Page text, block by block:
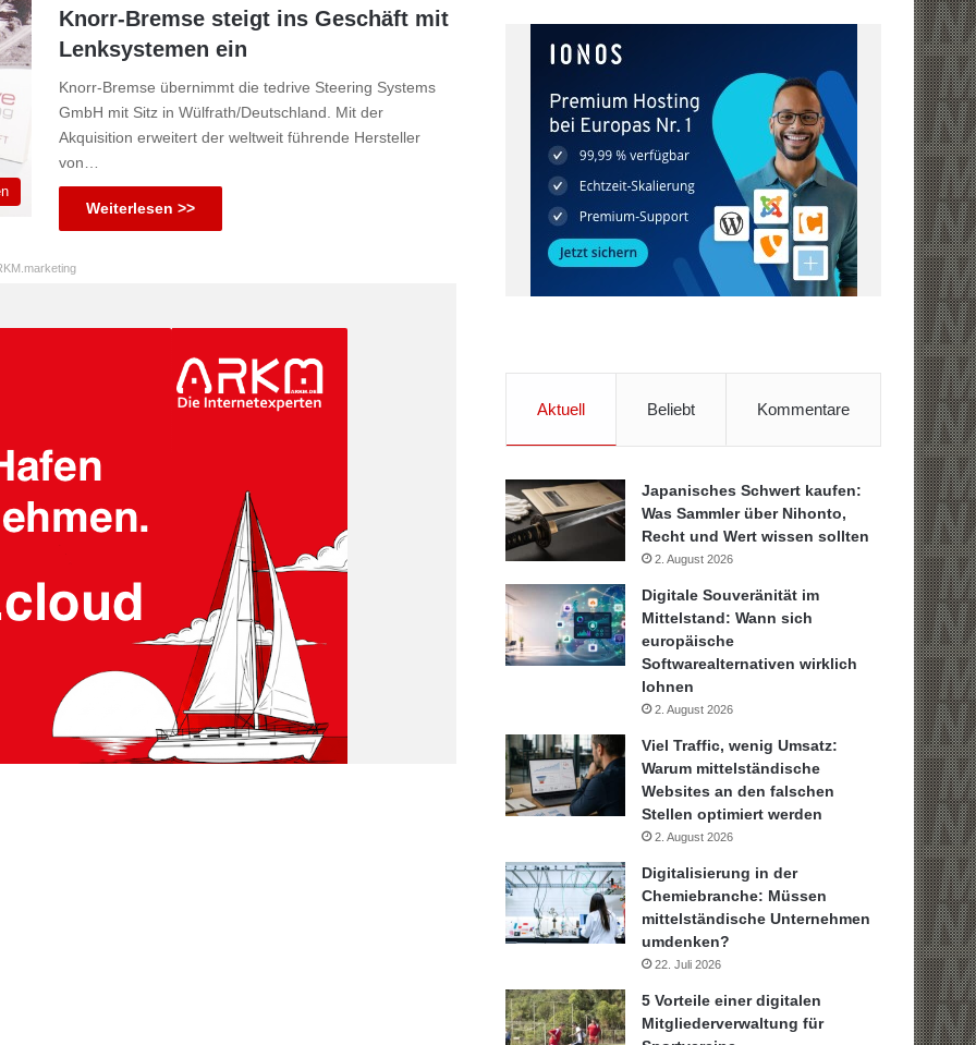
Knorr-Bremse steigt ins Geschäft mit
Lenksystemen ein
Knorr-Bremse übernimmt die tedrive Steering Systems
GmbH mit Sitz in Wülfrath/Deutschland. Mit der
Akquisition erweitert der weltweit führende Hersteller
von…
Weiterlesen >>
Aktuell Beliebt Kommentare
Japanisches Schwert kaufen:
Was Sammler über Nihonto,
Recht und Wert wissen sollten
2. August 2026
Digitale Souveränität im
Mittelstand: Wann sich
europäische
Softwarealternativen wirklich
lohnen
2. August 2026
Viel Traffic, wenig Umsatz:
Warum mittelständische
Websites an den falschen
Stellen optimiert werden
2. August 2026
Digitalisierung in der
Chemiebranche: Müssen
mittelständische Unternehmen
umdenken?
22. Juli 2026
5 Vorteile einer digitalen
Mitgliederverwaltung für